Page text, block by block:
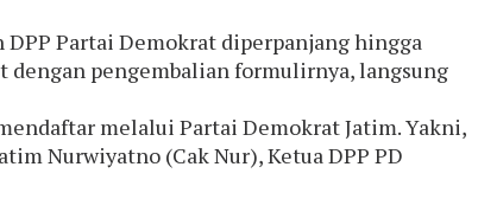
DPP Partai Demokrat diperpanjang hingga
pengembalian formulirnya, langsung
melalui Partai Demokrat Jatim. Yakni,
Nurwiyatno (Cak Nur), Ketua DPP PD